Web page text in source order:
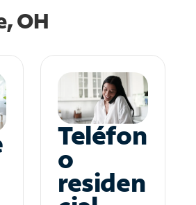
OH
Teléfon
o
residen